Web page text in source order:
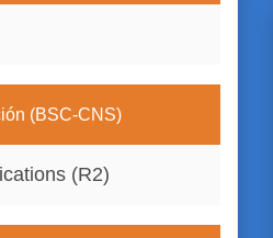
(BSC-CNS)
(R2)